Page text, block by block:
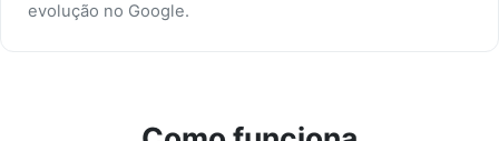
evolução no Google.